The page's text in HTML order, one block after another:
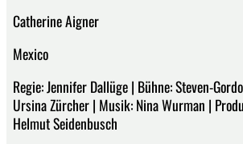
Catherine Aigner
Mexico
Regie: Jennifer Dallüge | Bühne: Steven-
Ursina Zürcher | Musik: Nina Wurman |
Helmut Seidenbusch